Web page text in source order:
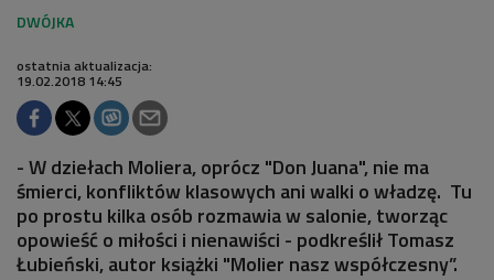
ostatnia aktualizacja:
19.02.2018 14:45
- W dziełach Moliera, oprócz "Don Juana", nie ma
śmierci, konfliktów klasowych ani walki o władzę. Tu
po prostu kilka osób rozmawia w salonie, tworząc
opowieść o miłości i nienawiści - podkreślił Tomasz
Łubieński, autor książki "Molier nasz współczesny”.